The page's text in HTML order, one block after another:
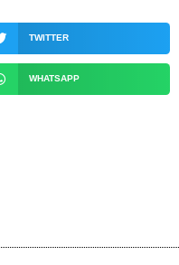
TWITTER
WHATSAPP